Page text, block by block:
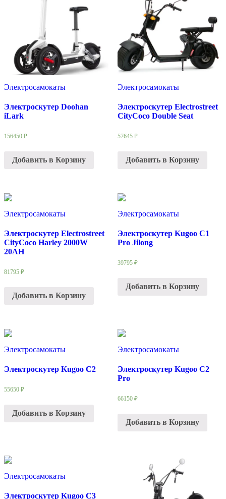
Электросамокаты
Электроскутер Doohan
iLark
156450 ₽
Добавить в Корзину
Электросамокаты
Электроскутер Electrostreet
CityCoco Double Seat
57645 ₽
Добавить в Корзину
Электросамокаты
Электроскутер Electrostreet
CityCoco Harley 2000W
20AH
81795 ₽
Добавить в Корзину
Электросамокаты
Электроскутер Kugoo C1
Pro Jilong
39795 ₽
Добавить в Корзину
Электросамокаты
Электроскутер Kugoo C2
55650 ₽
Добавить в Корзину
Электросамокаты
Электроскутер Kugoo C2
Pro
66150 ₽
Добавить в Корзину
Электросамокаты
Электроскутер Kugoo C3